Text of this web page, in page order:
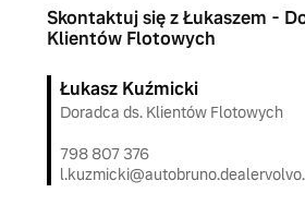
Skontaktuj się z Łukaszem -
Klientów Flotowych
Łukasz Kuźmicki
Doradca ds. Klientów Flotowych
798 807 376